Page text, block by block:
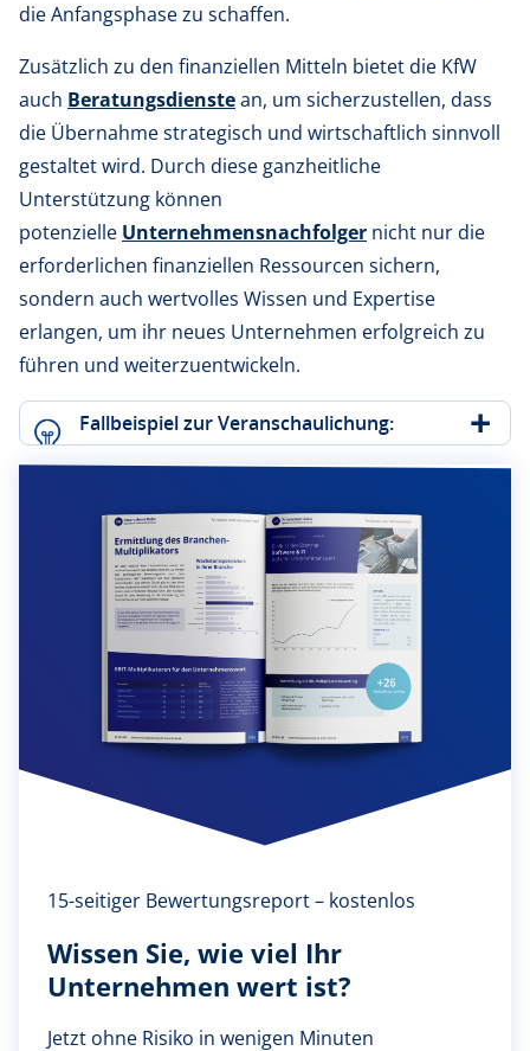
die Anfangsphase zu schaffen.
Zusätzlich zu den finanziellen Mitteln bietet die KfW
auch Beratungsdienstean, um sicherzustellen, dass
die Übernahme strategisch und wirtschaftlich sinnvoll
gestaltet wird. Durch diese ganzheitliche
Unterstützung können
potenzielle Unternehmensnachfolger nicht nur die
erforderlichen finanziellen Ressourcen sichern,
sondern auch wertvolles Wissen und Expertise
erlangen, um ihr neues Unternehmen erfolgreich zu
führen und weiterzuentwickeln.
Fallbeispiel zur Veranschaulichung:
15-seitiger Bewertungsreport – kostenlos
Wissen Sie, wie viel Ihr
Unternehmen wert ist?
Jetzt ohne Risiko in wenigen Minuten